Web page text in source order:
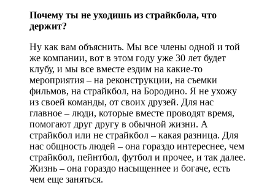
Почему ты не уходишь из страйкбола, что
держит?
Ну как вам объяснить. Мы все члены одной и той
же компании, вот в этом году уже 30 лет будет
клубу, и мы все вместе ездим на какие-то
мероприятия – на реконструкции, на съемки
фильмов, на страйкбол, на Бородино. Я не ухожу
из своей команды, от своих друзей. Для нас
главное – люди, которые вместе проводят время,
помогают друг другу в обычной жизни. А
страйкбол или не страйкбол – какая разница. Для
нас общность людей – она гораздо интереснее, чем
страйкбол, пейнтбол, футбол и прочее, и так далее.
Жизнь – она гораздо насыщеннее и богаче, есть
чем еще заняться.